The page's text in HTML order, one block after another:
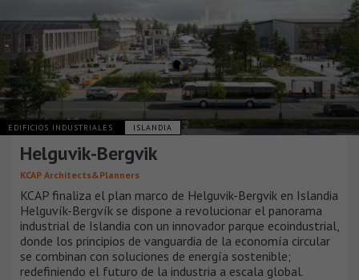
EDIFICIOS INDUSTRIALES ISLANDIA
Helguvik-Bergvik
KCAP Architects&Planners
KCAP finaliza el plan marco de Helguvik-Bergvik en Islandia
Helguvík-Bergvík se dispone a revolucionar el panorama
industrial de Islandia con un innovador parque ecoindustrial,
donde los principios de vanguardia de la economía circular
se combinan con soluciones de energía sostenible;
redefiniendo el futuro de la industria a escala global.